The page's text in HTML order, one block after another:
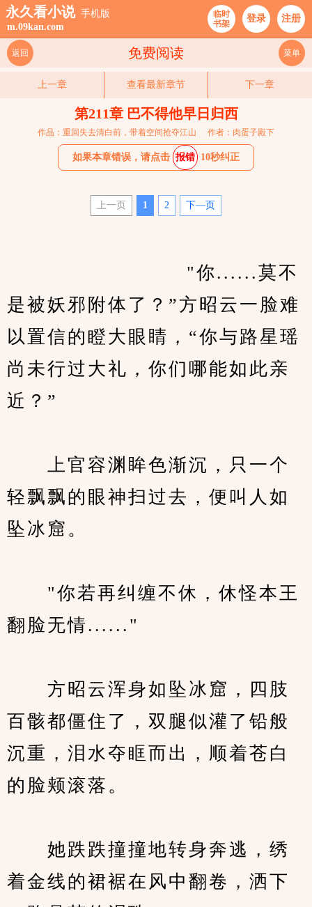
永久看小说 手机版
m.09kan.com
临时
书架
登录 注册
免费阅读
返回 菜单
上一章 查看最新章节 下一章
第211章 巴不得他早日归西
作品：重回失去清白前，带着空间抢夺江山 作者：肉蛋子殿下
如果本章错误，请点击 报错 10秒纠正
上一页 1 2 下—页
"你......莫不
是被妖邪附体了？”方昭云一脸难
以置信的瞪大眼睛，“你与路星瑶
尚未行过大礼，你们哪能如此亲
近？”
上官容渊眸色渐沉，只一个
轻飘飘的眼神扫过去，便叫人如
坠冰窟。
"你若再纠缠不休，休怪本王
翻脸无情......"
方昭云浑身如坠冰窟，四肢
百骸都僵住了，双腿似灌了铅般
沉重，泪水夺眶而出，顺着苍白
的脸颊滚落。
她跌跌撞撞地转身奔逃，绣
着金线的裙裾在风中翻卷，洒下